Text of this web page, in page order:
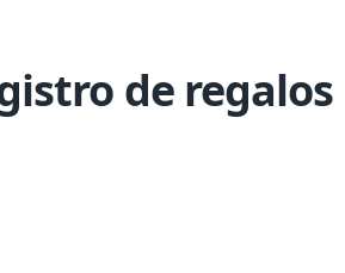
de regalos